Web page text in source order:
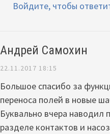
Войдите, чтобы
Андрей Самохин
22.11.2017 18:15
Большое спасибо за
переноса полей в новые
Буквально вчера наводил
разделе контактов и